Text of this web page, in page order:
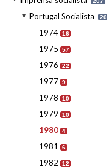
Portugal Socialista
1974 16
1975 57
1976 22
1977 9
1978 10
1979 10
1980 4
1981 6
1982 12